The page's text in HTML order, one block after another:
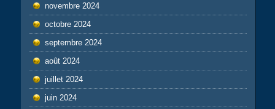
novembre 2024
octobre 2024
septembre 2024
août 2024
juillet 2024
juin 2024